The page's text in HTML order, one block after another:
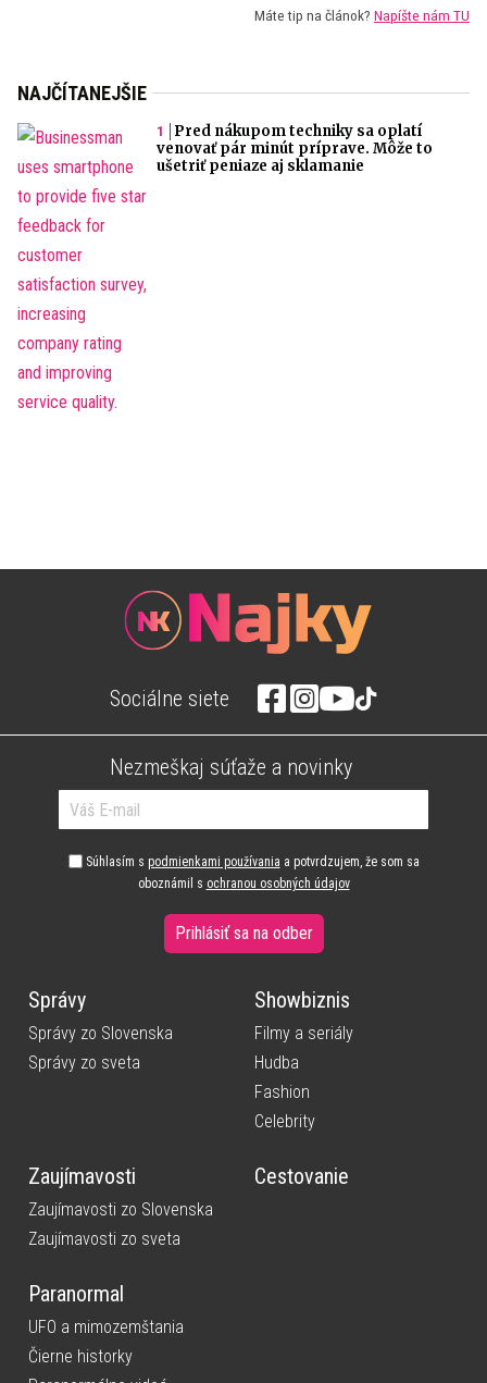
Máte tip na článok? Napíšte nám TU
NAJČÍTANEJŠIE
Pred nákupom techniky sa oplatí
venovať pár minút príprave. Môže to
ušetriť peniaze aj sklamanie
Sociálne siete
Nezmeškaj súťaže a novinky
Súhlasím s podmienkami používania a potvrdzujem, že som sa
oboznámil s ochranou osobných údajov
Prihlásiť sa na odber
Správy
Správy zo Slovenska
Správy zo sveta
Showbiznis
Filmy a seriály
Hudba
Fashion
Celebrity
Zaujímavosti
Zaujímavosti zo Slovenska
Zaujímavosti zo sveta
Cestovanie
Paranormal
UFO a mimozemštania
Čierne historky